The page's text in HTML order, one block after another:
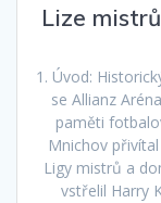
Lize
1. Úvod:
se Allianz
paměti
Mnichov
Ligy mistrů a
vstřelil Harry